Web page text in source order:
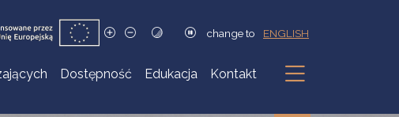
change to ENGLISH
Dostępność Edukacja Kontakt
Podmenu